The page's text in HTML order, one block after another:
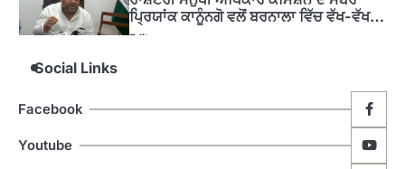
ਪ੍ਰਿਯਾਂਕ ਕਾਨੂੰਨਗੋ ਵਲੋਂ ਬਰਨਾਲਾ ਵਿੱਚ ਵੱਖ-ਵੱਖ
ਸਕੀਮਾਂ ਦਾ ਜਾਇਜ਼ਾ
Editor
ਹੁਸ਼ਿਆਰਪੁਰ ਜ਼ਿਲ੍ਹੇ ਵ‘ ਈ.ਐੱਫ. ਡਿਜੀਟਾਈਜ਼ੇਸ਼ਨ
Social Links
Facebook
Youtube